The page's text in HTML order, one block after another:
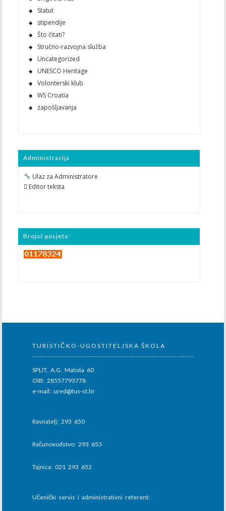
Statut
stipendije
Što čitati?
Stručno-razvojna služba
Uncategorized
UNESCO Heritage
Volonterski klub
WS Croatia
zapošljavanja
Administracija
Ulaz za Administratore
 Editor teksta
Brojač posjeta:
TURISTIČKO-UGOSTITELJSKA ŠKOLA
SPLIT, A.G. Matoša 60
OIB: 28557793778
e-mail: ured@tus-st.hr
Ravnatelj: 293 650
Računovodstvo: 293 653
Tajnica: 021 293 652
Učenički servis i administrativni referent: